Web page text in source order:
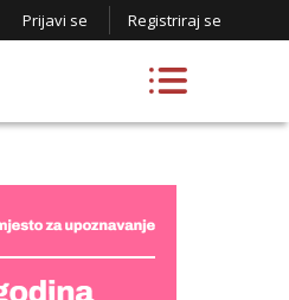
Prijavi se Registriraj se